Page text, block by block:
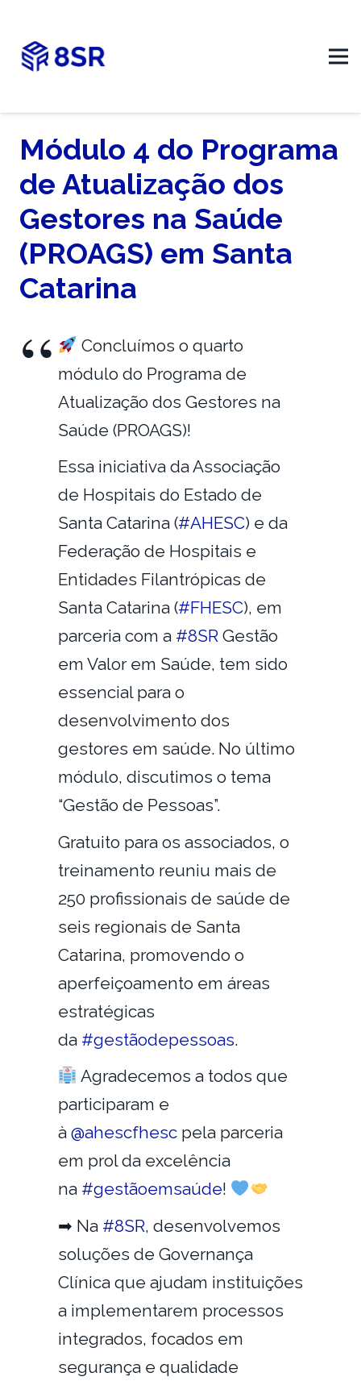
Módulo 4 do Programa
de Atualização dos
Gestores na Saúde
(PROAGS) em Santa
Catarina
Concluímos o quarto
módulo do Programa de
Atualização dos Gestores na
Saúde (PROAGS)!
Essa iniciativa da Associação
de Hospitais do Estado de
Santa Catarina (#AHESC) e da
Federação de Hospitais e
Entidades Filantrópicas de
Santa Catarina (#FHESC), em
parceria com a #8SR Gestão
em Valor em Saúde, tem sido
essencial para o
desenvolvimento dos
gestores em saúde. No último
módulo, discutimos o tema
“Gestão de Pessoas”.
Gratuito para os associados, o
treinamento reuniu mais de
250 profissionais de saúde de
seis regionais de Santa
Catarina, promovendo o
aperfeiçoamento em áreas
estratégicas
da #gestãodepessoas.
Agradecemos a todos que
participaram e
à @ahescfhesc pela parceria
em prol da excelência
na #gestãoemsaúde!
➡ Na #8SR, desenvolvemos
soluções de Governança
Clínica que ajudam instituições
a implementarem processos
integrados, focados em
segurança e qualidade